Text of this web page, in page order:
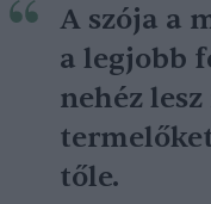
A szója a
a legjobb
nehéz
tőle.